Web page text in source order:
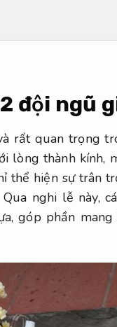
đội ngũ
rất quan trọng
lòng thành kính,
thể hiện sự trân
nghi lễ này,
góp phần